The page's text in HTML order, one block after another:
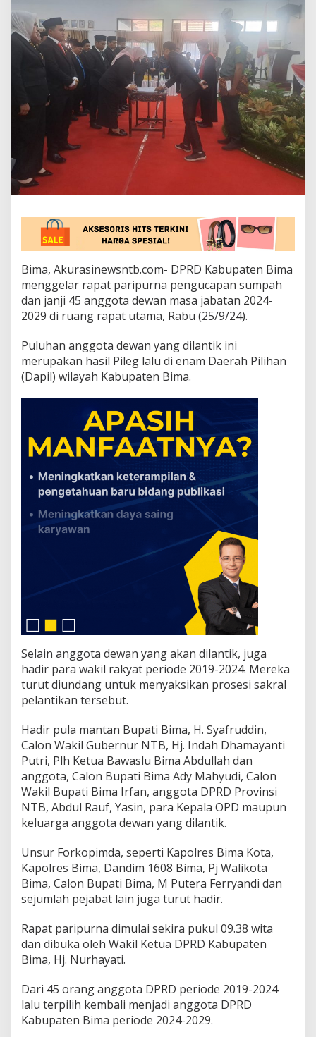
R
D
K
a
a
t
e
a
e
r
i
d
e
2
2
-
2
0
9
D
i
l
a
t
i
k
Bima, Akurasinewsntb.com- DPRD Kabupaten Bima
menggelar rapat paripurna pengucapan sumpah
dan janji 45 anggota dewan masa jabatan 2024-
2029 di ruang rapat utama, Rabu (25/9/24).
Puluhan anggota dewan yang dilantik ini
merupakan hasil Pileg lalu di enam Daerah Pilihan
(Dapil) wilayah Kabupaten Bima.
Selain anggota dewan yang akan dilantik, juga
hadir para wakil rakyat periode 2019-2024. Mereka
turut diundang untuk menyaksikan prosesi sakral
pelantikan tersebut.
Hadir pula mantan Bupati Bima, H. Syafruddin,
Calon Wakil Gubernur NTB, Hj. Indah Dhamayanti
Putri, Plh Ketua Bawaslu Bima Abdullah dan
anggota, Calon Bupati Bima Ady Mahyudi, Calon
Wakil Bupati Bima Irfan, anggota DPRD Provinsi
NTB, Abdul Rauf, Yasin, para Kepala OPD maupun
keluarga anggota dewan yang dilantik.
Unsur Forkopimda, seperti Kapolres Bima Kota,
Kapolres Bima, Dandim 1608 Bima, Pj Walikota
Bima, Calon Bupati Bima, M Putera Ferryandi dan
sejumlah pejabat lain juga turut hadir.
Rapat paripurna dimulai sekira pukul 09.38 wita
dan dibuka oleh Wakil Ketua DPRD Kabupaten
Bima, Hj. Nurhayati.
Dari 45 orang anggota DPRD periode 2019-2024
lalu terpilih kembali menjadi anggota DPRD
Kabupaten Bima periode 2024-2029.